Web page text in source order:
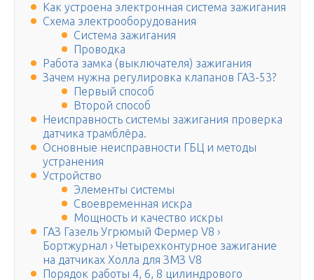
Как устроена электронная система зажигания
Схема электрооборудования
Система зажигания
Проводка
Работа замка (выключателя) зажигания
Зачем нужна регулировка клапанов ГАЗ-53?
Первый способ
Второй способ
Неисправность системы зажигания проверка
датчика трамблёра.
Основные неисправности ГБЦ и методы
устранения
Устройство
Элементы системы
Своевременная искра
Мощность и качество искры
ГАЗ Газель Угрюмый Фермер V8 ›
Бортжурнал › Четырехконтурное зажигание
на датчиках Холла для ЗМЗ V8
Порядок работы 4, 6, 8 цилиндрового